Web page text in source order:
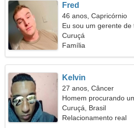
Fred
46 anos, Capricórnio
Eu sou um gerente
mulher amável
Curuçá
Família
Kelvin
27 anos, Câncer
Homem procurando
Curuçá, Brasil
Relacionamento real